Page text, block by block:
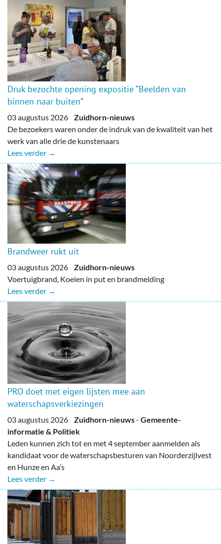
Druk bezochte opening expositie “Beelden van
binnen naar buiten”
03 augustus 2026 Zuidhorn-nieuws
De bezoekers waren onder de indruk van de kwaliteit van het
werk van alle drie de kunstenaars
Lees verder →
Brandweer rukt uit
03 augustus 2026 Zuidhorn-nieuws
Voertuigbrand, Koeien in put en brandmelding
Lees verder →
PRO doet met eigen lijsten mee aan
waterschapsverkiezingen
03 augustus 2026 Zuidhorn-nieuws- Gemeente-
informatie & Politiek
Leden kunnen zich tot en met 4 september aanmelden als
kandidaat voor de waterschapsbesturen van Noorderzijlvest
en Hunze en Aa’s
Lees verder →